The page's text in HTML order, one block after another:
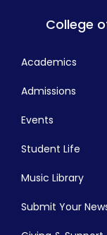
College
Academics
Admissions
Events
Student Life
Music Library
Submit Your